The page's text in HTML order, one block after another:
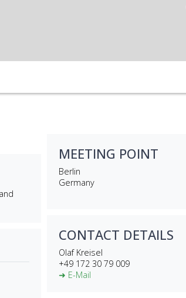
MEETING POINT
Berlin
Germany
CONTACT DETAILS
Olaf Kreisel
+49 172 30 79 009
➜ E-Mail